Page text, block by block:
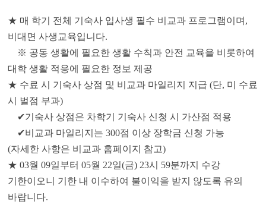
★ 매 학기 전체 기숙사 입사생 필수 비교과 프로그램이며,
비대면 사생교육입니다.
※ 공동 생활에 필요한 생활 수칙과 안전 교육을 비롯하여
대학 생활 적응에 필요한 정보 제공
★ 수료 시 기숙사 상점 및 비교과 마일리지 지급 (단, 미 수료
시 벌점 부과)
✔기숙사 상점은 차학기 기숙사 신청 시 가산점 적용
✔비교과 마일리지는 300점 이상 장학금 신청 가능
(자세한 사항은 비교과 홈페이지 참고)
★ 03월 09일부터 05월 22일(금) 23시 59분까지 수강
기한이오니 기한 내 이수하여 불이익을 받지 않도록 유의
바랍니다.